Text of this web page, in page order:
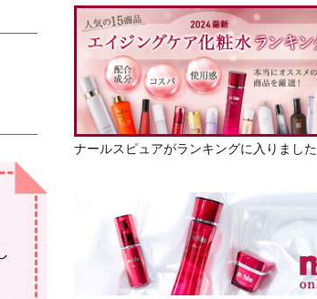
ナールスピュアがランキングに入りました